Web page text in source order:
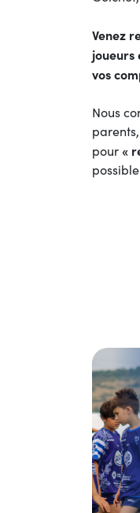
Venez
joueurs
vos
Nous
pour«